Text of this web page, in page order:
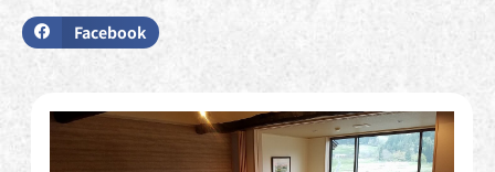
Facebook